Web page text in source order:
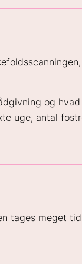
og hvad
uge, antal
tages meget